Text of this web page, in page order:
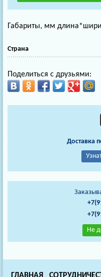
Габариты, мм
Страна
Поделиться с друзьями:
Доставка
Не